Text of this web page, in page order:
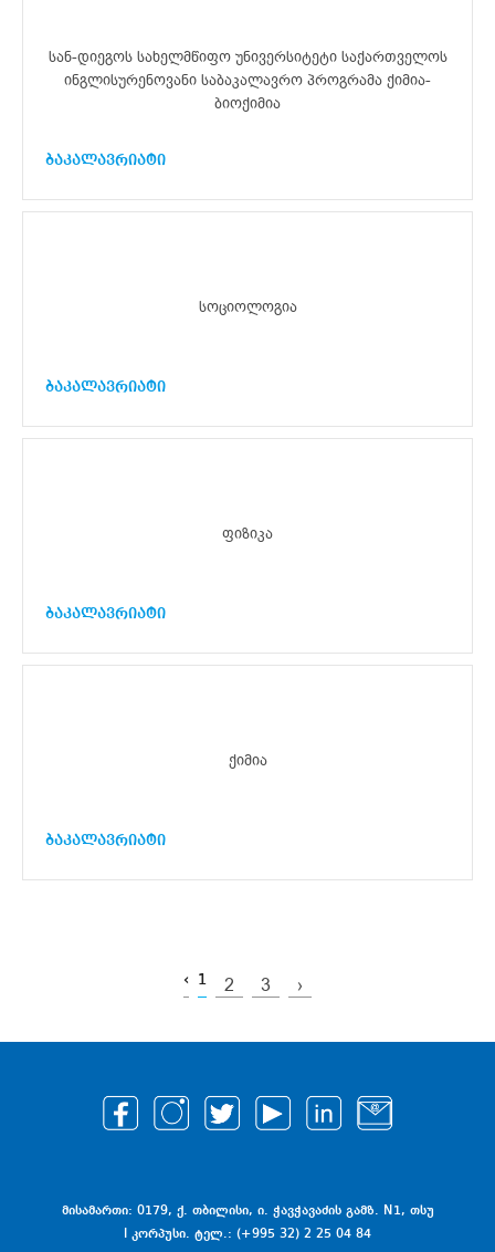
სან-დიეგოს სახელმწიფო უნივერსიტეტი საქართველოს
ინგლისურენოვანი საბაკალავრო პროგრამა ქიმია-
ბიოქიმია
ბაკალავრიატი
სოციოლოგია
ბაკალავრიატი
ფიზიკა
ბაკალავრიატი
ქიმია
ბაკალავრიატი
‹ 1 2 3 ›
მისამართი: 0179, ქ. თბილისი, ი. ჭავჭავაძის გამზ. N1, თსუ
I კორპუსი. ტელ.: (+995 32) 2 25 04 84